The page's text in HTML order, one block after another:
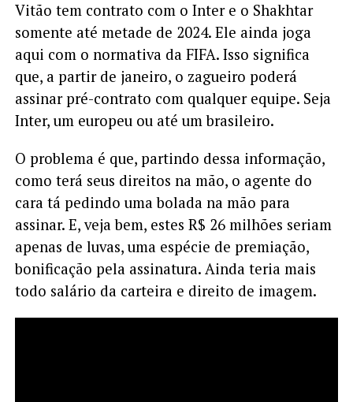
Vitão tem contrato com o Inter e o Shakhtar
somente até metade de 2024. Ele ainda joga
aqui com o normativa da FIFA. Isso significa
que, a partir de janeiro, o zagueiro poderá
assinar pré-contrato com qualquer equipe. Seja
Inter, um europeu ou até um brasileiro.
O problema é que, partindo dessa informação,
como terá seus direitos na mão, o agente do
cara tá pedindo uma bolada na mão para
assinar. E, veja bem, estes R$ 26 milhões seriam
apenas de luvas, uma espécie de premiação,
bonificação pela assinatura. Ainda teria mais
todo salário da carteira e direito de imagem.